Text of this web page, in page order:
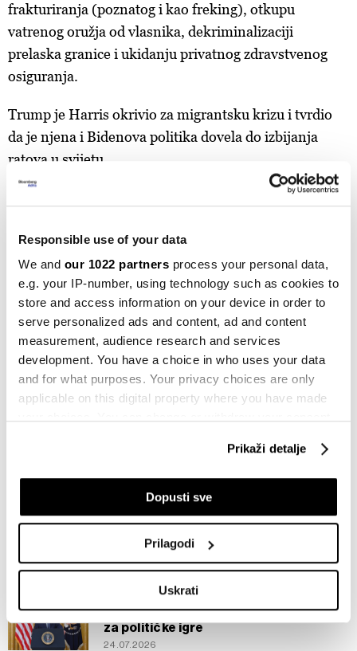
Responsible use of your data
We and our 1022 partners process your personal data,
e.g. your IP-number, using technology such as cookies to
store and access information on your device in order to
serve personalized ads and content, ad and content
measurement, audience research and services
development. You have a choice in who uses your data
and for what purposes. Your privacy choices are only
applicable on this digital property where you have made
If you allow, we would also like to:
Collect information about your geographical
Identify your device by actively scanning it for
specific characteristics (fingerprinting)
Find out more about how your personal data is processed
and set your preferences in the details section
Prikaži detalje
Dopusti sve
Prilagodi
Uskrati
frakturiranja (poznatog i kao freking), otkupu
vatrenog oružja od vlasnika, dekriminalizaciji
prelaska granice i ukidanju privatnog zdravstvenog
osiguranja.
Trump je Harris okrivio za migrantsku krizu i tvrdio
da je njena i Bidenova politika dovela do izbijanja
ratova u svijetu.
Debata je bila jedini susret dvaju kandidata i zasad
da ponovo razgovaraju pred kamerama prije izbora 5.
novembra. Trump je rekao da bi bio voljan da ponovo
nastupi, ali ako bi debatu organizovala ''neka fer
televizija''.
DONALD TRUMP
KAMALA HARRIS
novu neizvjesnost na Bliski istok
28.07.2026
Trumpov nuklearni dogovor sa
Saudijskom Arabijom previše je važan
za političke igre
24.07.2026